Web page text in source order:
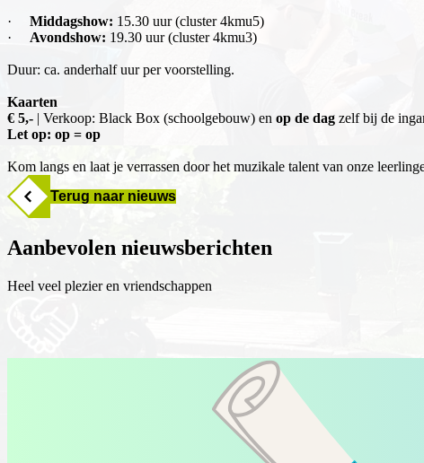
· Middagshow: 15.30 uur (cluster 4kmu5)
· Avondshow: 19.30 uur (cluster 4kmu3)
Duur: ca. anderhalf uur per voorstelling.
Kaarten
€ 5,- | Verkoop: Black Box (schoolgebouw) en op de dag zelf bij de
Let op: op = op
Kom langs en laat je verrassen door het muzikale talent van onze
Terug naar nieuws
Aanbevolen nieuwsberichten
Heel veel plezier en vriendschappen